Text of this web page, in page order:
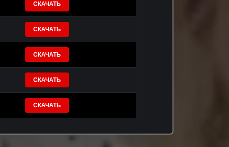
СКАЧАТЬ
СКАЧАТЬ
СКАЧАТЬ
СКАЧАТЬ
СКАЧАТЬ